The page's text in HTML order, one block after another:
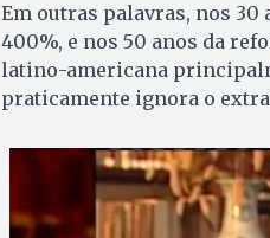
Em outras palavras, nos 30
400%, e nos 50 anos da
latino-americana
praticamente ignora o